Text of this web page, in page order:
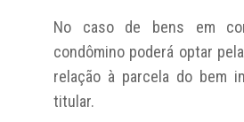
No caso de bens em
condômino poderá optar
relação à parcela do bem
titular.